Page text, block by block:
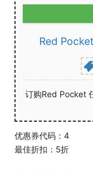
Red
订购Red Pocket
优惠券代码：4
最佳折扣：5折